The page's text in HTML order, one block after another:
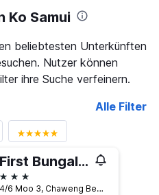
Ko Samui
beliebtesten Unterkünften
Nutzer können
ihre Suche verfeinern.
Alle Filter
First Bungalow Beach Resort
3 Sterne
4/6 Moo 3, Chaweng Beach, Ko Samui, Thailand